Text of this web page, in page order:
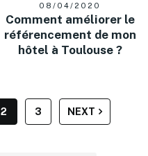
08/04/2020
Comment améliorer le
référencement de mon
hôtel à Toulouse ?
2 3 NEXT